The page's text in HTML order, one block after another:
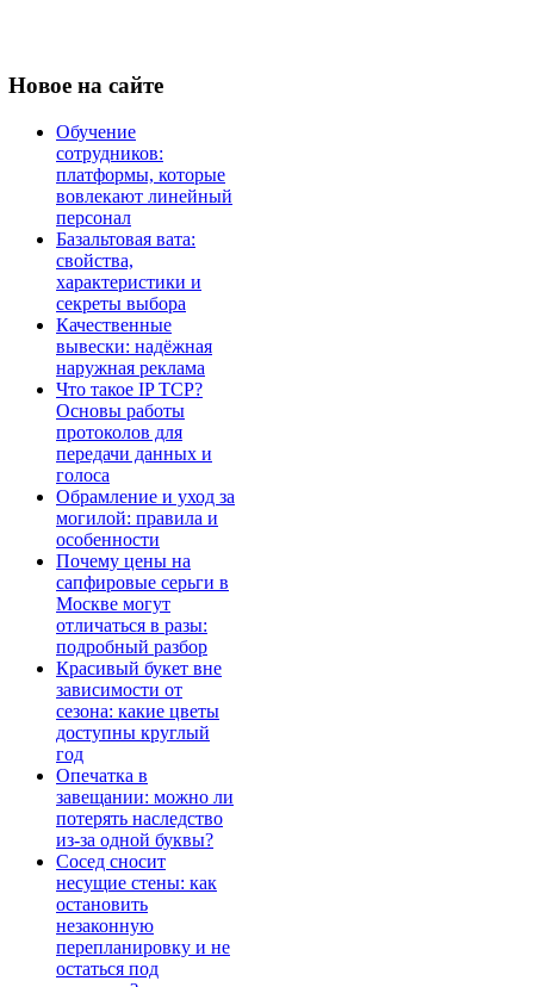
Новое на сайте
Обучение
сотрудников:
платформы, которые
вовлекают линейный
персонал
Базальтовая вата:
свойства,
характеристики и
секреты выбора
Качественные
вывески: надёжная
наружная реклама
Что такое IP TCP?
Основы работы
протоколов для
передачи данных и
голоса
Обрамление и уход за
могилой: правила и
особенности
Почему цены на
сапфировые серьги в
Москве могут
отличаться в разы:
подробный разбор
Красивый букет вне
зависимости от
сезона: какие цветы
доступны круглый
год
Опечатка в
завещании: можно ли
потерять наследство
из-за одной буквы?
Сосед сносит
несущие стены: как
остановить
незаконную
перепланировку и не
остаться под